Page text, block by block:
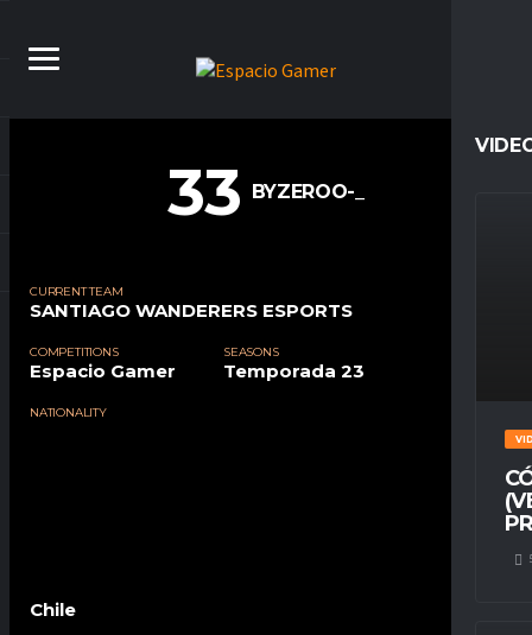
33 BYZEROO-_
CURRENT TEAM
SANTIAGO WANDERERS ESPORTS
COMPETITIONS
Espacio Gamer
SEASONS
Temporada 23
NATIONALITY
Chile